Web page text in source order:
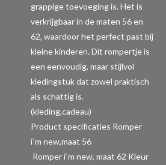
grappige toevoeging is. Het is
verkrijgbaar in de maten 56 en
62, waardoor het perfect past bij
kleine kinderen. Dit rompertje is
een eenvoudig, maar stijlvol
kledingstuk dat zowel praktisch
als schattig is.
(kleding,cadeau)
Product specificaties Romper
i`m new,maat 56
Romper i`m new, maat 62 Kleur